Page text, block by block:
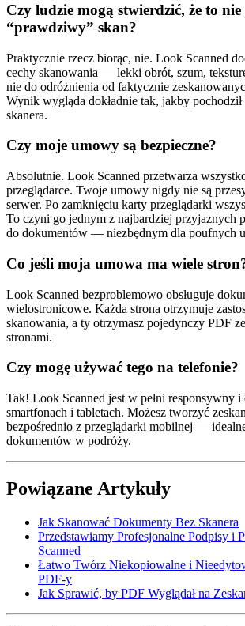
Czy ludzie mogą stwierdzić, że to nie
“prawdziwy” skan?
Praktycznie rzecz biorąc, nie. Look Scanned
cechy skanowania — lekki obrót, szum,
nie do odróżnienia od faktycznie
Wynik wygląda dokładnie tak, jakby
skanera.
Czy moje umowy są bezpieczne?
Absolutnie. Look Scanned przetwarza
przeglądarce. Twoje umowy nigdy nie są
serwer. Po zamknięciu karty przeglądarki
To czyni go jednym z najbardziej przyjaznych
do dokumentów — niezbędnym dla poufnych
Co jeśli moja umowa ma wiele
Look Scanned bezproblemowo obsługuje
wielostronicowe. Każda strona otrzymuje
skanowania, a ty otrzymasz pojedynczy PDF
stronami.
Czy mogę używać tego na telefonie?
Tak! Look Scanned jest w pełni responsywny i
smartfonach i tabletach. Możesz tworzyć
bezpośrednio z przeglądarki mobilnej —
dokumentów w podróży.
Powiązane Artykuły
Jak Skanować Dokumenty Bez Skanera
Przedstawiamy Profesjonalne Podpisy i
Scanned
Łatwo Twórz Niekopiowalne i
PDF-y
Jak Sprawić, by PDF Wyglądał na